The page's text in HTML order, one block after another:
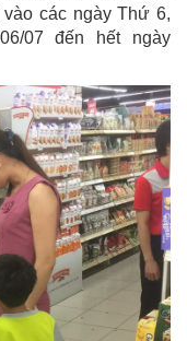
các ngày Thứ 6,
07 đến hết ngày